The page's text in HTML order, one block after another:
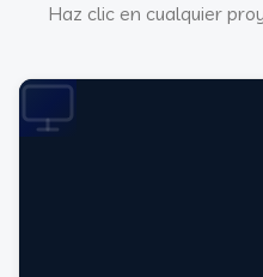
Haz clic en cualquier